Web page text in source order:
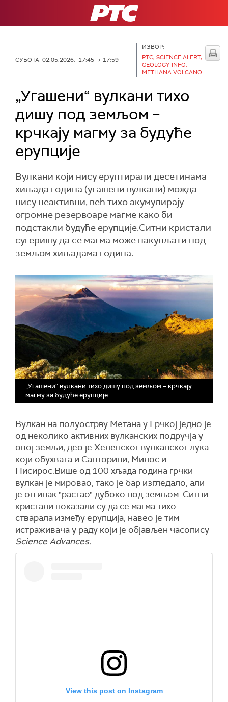
РТС
СУБОТА, 02.05.2026, 17:45 -> 17:59
ИЗВОР:
РТС, SCIENCE ALERT,
GEOLOGY INFO,
METHANA VOLCANO
„Угашени“ вулкани тихо
дишу под земљом –
крчкају магму за будуће
ерупције
Вулкани који нису еруптирали десетинама
хиљада година (угашени вулкани) можда
нису неактивни, већ тихо акумулирају
огромне резервоаре магме како би
подстакли будуће ерупције.Ситни кристали
сугеришу да се магма може накупљати под
земљом хиљадама година.
„Угашени“ вулкани тихо дишу под земљом – крчкају
магму за будуће ерупције
Вулкан на полуострву Метана у Грчкој једно је
од неколико активних вулканских подручја у
овој земљи, део је Хеленског вулканског лука
који обухвата и Санторини, Милос и
Нисирос.Више од 100 хљада година грчки
вулкан је мировао, тако је бар изгледало, али
је он ипак "растао" дубоко под земљом. Ситни
кристали показали су да се магма тихо
стварала између ерупција, навео је тим
истраживача у раду који је објављен часопису
Science Advances.
View this post on Instagram